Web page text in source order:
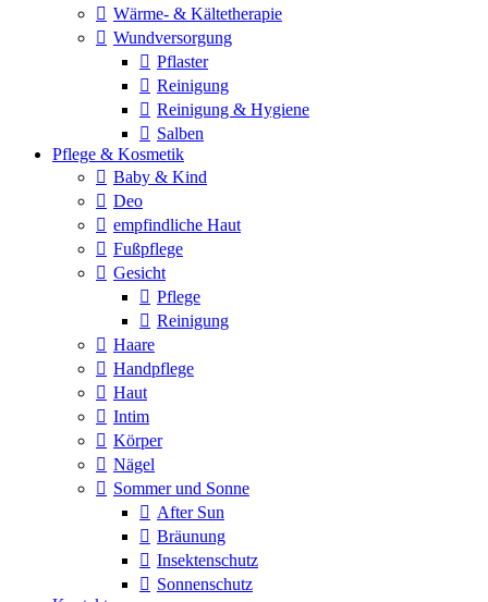
Wärme- & Kältetherapie
Wundversorgung
Pflaster
Reinigung
Reinigung & Hygiene
Salben
Pflege & Kosmetik
Baby & Kind
Deo
empfindliche Haut
Fußpflege
Gesicht
Pflege
Reinigung
Haare
Handpflege
Haut
Intim
Körper
Nägel
Sommer und Sonne
After Sun
Bräunung
Insektenschutz
Sonnenschutz